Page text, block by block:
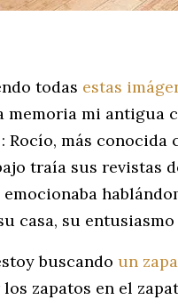
todas estas
memoria mi antigua
Rocío, más conocida
traía sus revistas
casa, su
buscando un
zapatos en el